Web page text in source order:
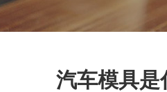
汽车模具是